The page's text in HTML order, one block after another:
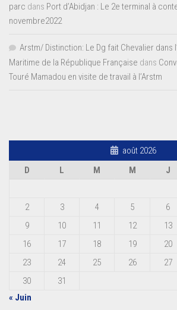
parc dans Port d’Abidjan : Le 2e terminal à
novembre2022
Arstm/ Distinction: Le Dg fait Chevalier dans
Maritime de la République Française dans
Touré Mamadou en visite de travail à l’Arstm
août 2026
D
L M M J
2
3 4 5 6
9
10 11 12 13
16
17 18 19 20
23
24 25 26 27
30
31
« Juin